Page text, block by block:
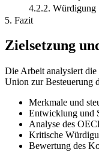
4.2.2. Würdigung
5. Fazit
Zielsetzung
Die Arbeit analysiert die
Union zur Besteuerung
Merkmale und
Entwicklung und
Analyse des
Kritische
Bewertung des